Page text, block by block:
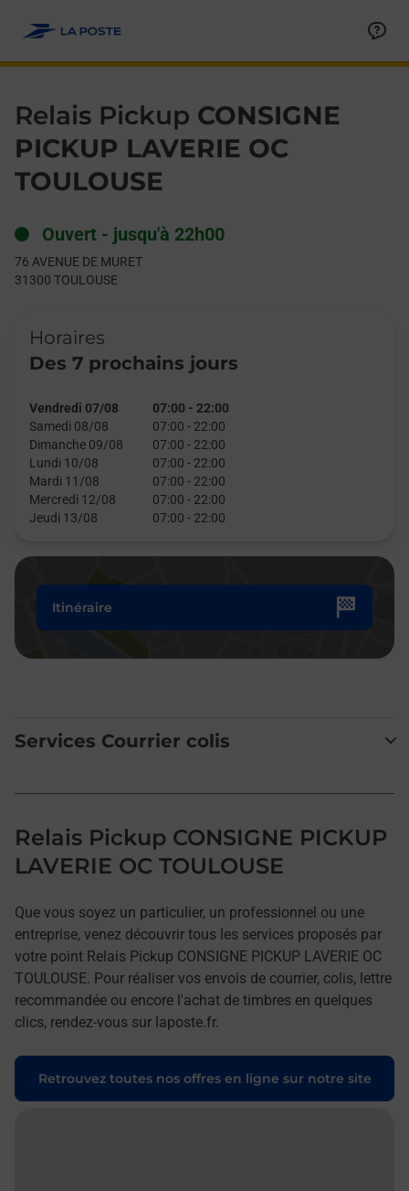
Relais Pickup CONSIGNE
PICKUP LAVERIE OC
TOULOUSE
Ouvert - jusqu'à 22h00
76 AVENUE DE MURET
31300 TOULOUSE
Horaires
Des 7 prochains jours
Vendredi 07/08 07:00 - 22:00
Samedi 08/08
07:00 - 22:00
Dimanche 09/08
07:00 - 22:00
Lundi 10/08
07:00 - 22:00
Mardi 11/08
07:00 - 22:00
Mercredi 12/08
07:00 - 22:00
Jeudi 13/08
07:00 - 22:00
Itinéraire
Services Courrier colis
Relais Pickup CONSIGNE PICKUP
LAVERIE OC TOULOUSE
Que vous soyez un particulier, un professionnel ou une
entreprise, venez découvrir tous les services proposés par
votre point Relais Pickup CONSIGNE PICKUP LAVERIE OC
TOULOUSE. Pour réaliser vos envois de courrier, colis, lettre
recommandée ou encore l'achat de timbres en quelques
clics, rendez-vous sur laposte.fr.
Retrouvez toutes nos offres en ligne sur notre site